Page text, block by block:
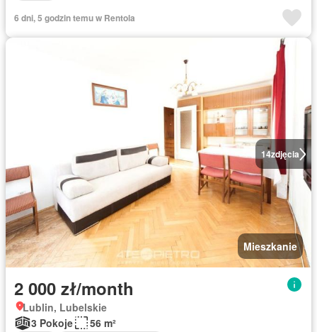
6 dni, 5 godzin temu w Rentola
14zdjęcia
Mieszkanie
2 000 zł/month
Lublin, Lubelskie
3 Pokoje
56 m²